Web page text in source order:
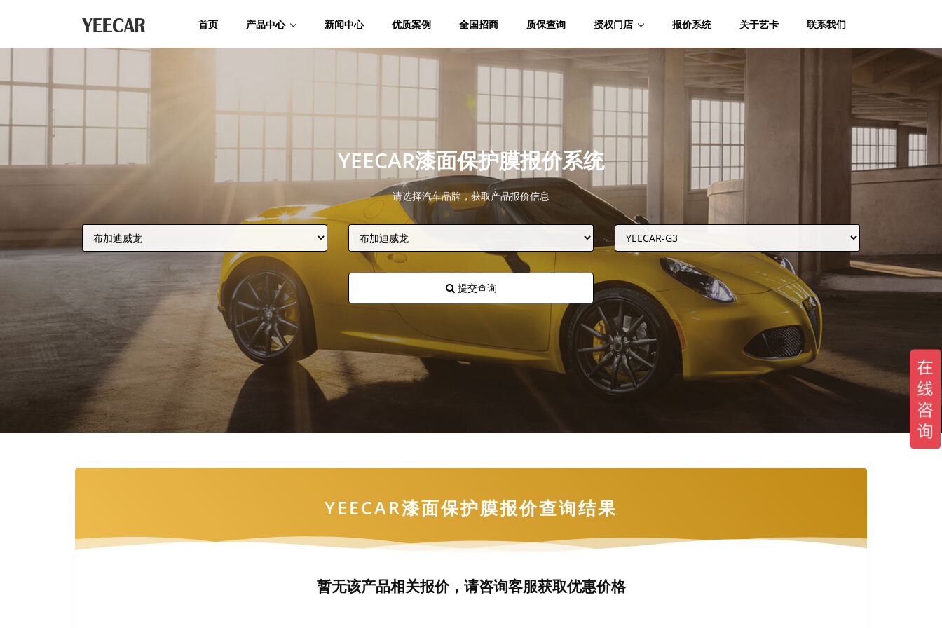
首页 产品中心 新闻中心 优质案例 全国招商 质保查询 授权门店 报价系统 关于艺卡 联系我们
YEECAR漆面保护膜报价系统
请选择汽车品牌，获取产品报价信息
提交查询
YEECAR漆面保护膜报价查询结果
暂无该产品相关报价，请咨询客服获取优惠价格